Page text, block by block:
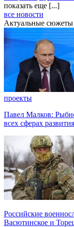
показать еще [...]
все новости
Актуальные сюжеты
проекты
Павел Малков:
всех сферах развития
Российские
Васютинское и